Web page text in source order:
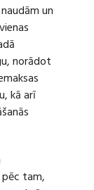
un
norādot
kā arī
pēc tam,